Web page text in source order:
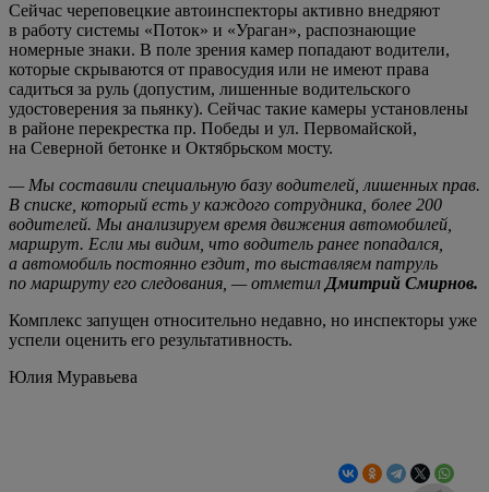
Сейчас череповецкие автоинспекторы активно внедряют
в работу системы «Поток» и «Ураган», распознающие
номерные знаки. В поле зрения камер попадают водители,
которые скрываются от правосудия или не имеют права
садиться за руль (допустим, лишенные водительского
удостоверения за пьянку). Сейчас такие камеры установлены
в районе перекрестка пр. Победы и ул. Первомайской,
на Северной бетонке и Октябрьском мосту.
— Мы составили специальную базу водителей, лишенных прав.
В списке, который есть у каждого сотрудника, более 200
водителей. Мы анализируем время движения автомобилей,
маршрут. Если мы видим, что водитель ранее попадался,
а автомобиль постоянно ездит, то выставляем патруль
по маршруту его следования, — отметил Дмитрий Смирнов.
Комплекс запущен относительно недавно, но инспекторы уже
успели оценить его результативность.
Юлия Муравьева